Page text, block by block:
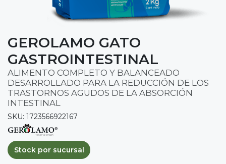
GEROLAMO GATO
GASTROINTESTINAL
ALIMENTO COMPLETO Y BALANCEADO
DESARROLLADO PARA LA REDUCCIÓN DE LOS
TRASTORNOS AGUDOS DE LA ABSORCIÓN
INTESTINAL
SKU: 1723566922167
Stock por sucursal